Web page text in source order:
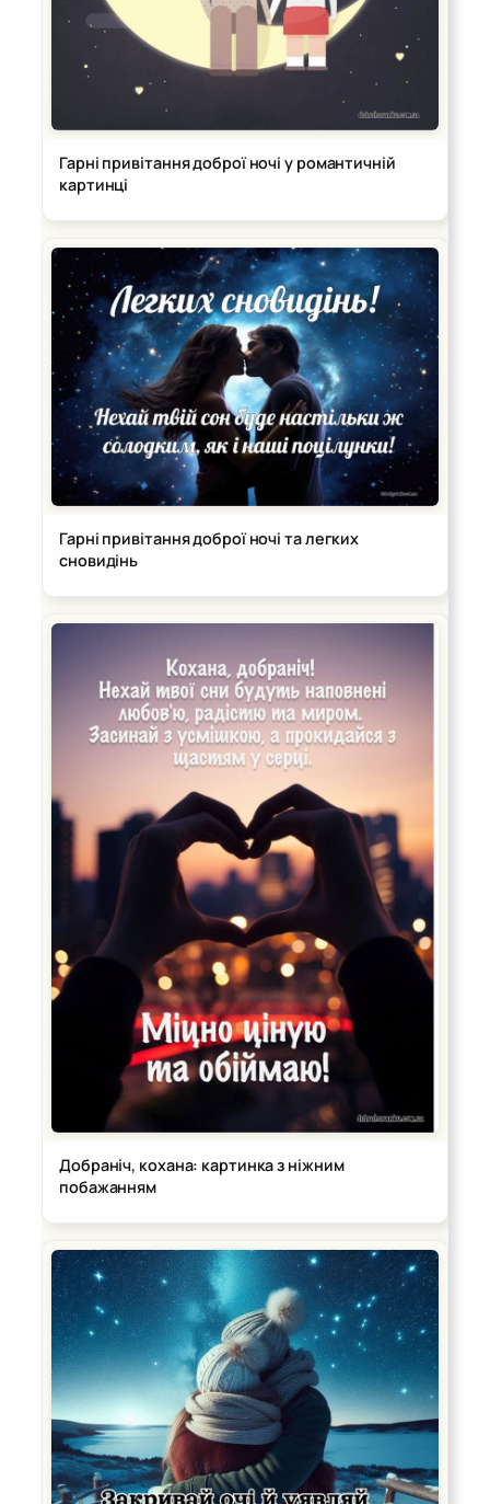
Гарні привітання доброї ночі у романтичній
картинці
Гарні привітання доброї ночі та легких
сновидінь
Добраніч, кохана: картинка з ніжним
побажанням